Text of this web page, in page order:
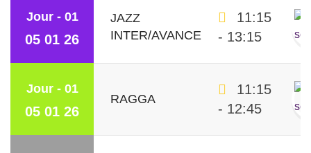
Jour - 01
05 01 26
JAZZ
INTER/AVANCE
11:15
- 13:15
Jour - 01
05 01 26
RAGGA
11:15
- 12:45